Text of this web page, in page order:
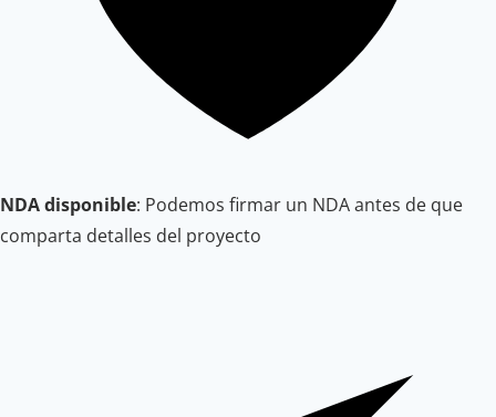
NDA disponible: Podemos firmar un NDA antes de que
comparta detalles del proyecto